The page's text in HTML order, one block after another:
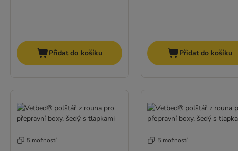
Přidat do košíku Přidat do košíku
5 možností 5 možností